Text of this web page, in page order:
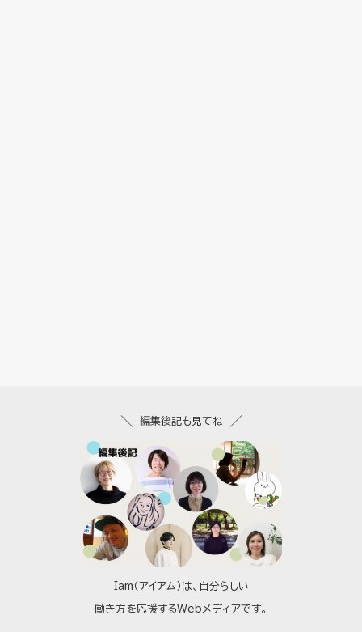
Iam（アイアム）は、自分らしい
働き方を応援するWebメディアです。
編集後記も見てね